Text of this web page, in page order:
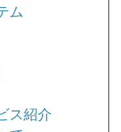
ム
ス紹介